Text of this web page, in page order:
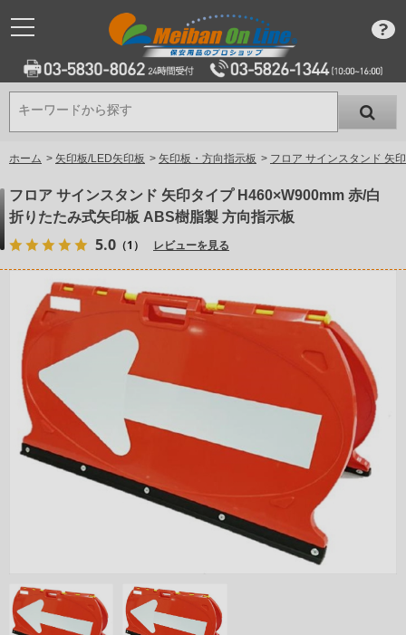
キーワードから探す
キーワードから探す
ホーム > 矢印板/LED矢印板 > 矢印板・方向指示板 > フロア サインスタンド 矢
フロア サインスタンド 矢印タイプ H460×W900mm 赤/白
折りたたみ式矢印板 ABS樹脂製 方向指示板
5.0 （1） レビューを見る